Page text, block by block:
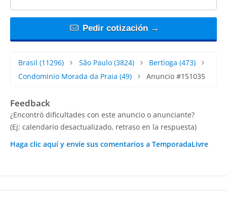
Pedir cotización →
Brasil (11296) São Paulo(3824) Bertioga (473)
Condominio Morada da Praia (49) Anuncio #151035
Feedback
¿Encontró dificultades con este anuncio o anunciante?
(Ej: calendario desactualizado, retraso en la respuesta)
Haga clic aquí y envíe sus comentarios a TemporadaLivre